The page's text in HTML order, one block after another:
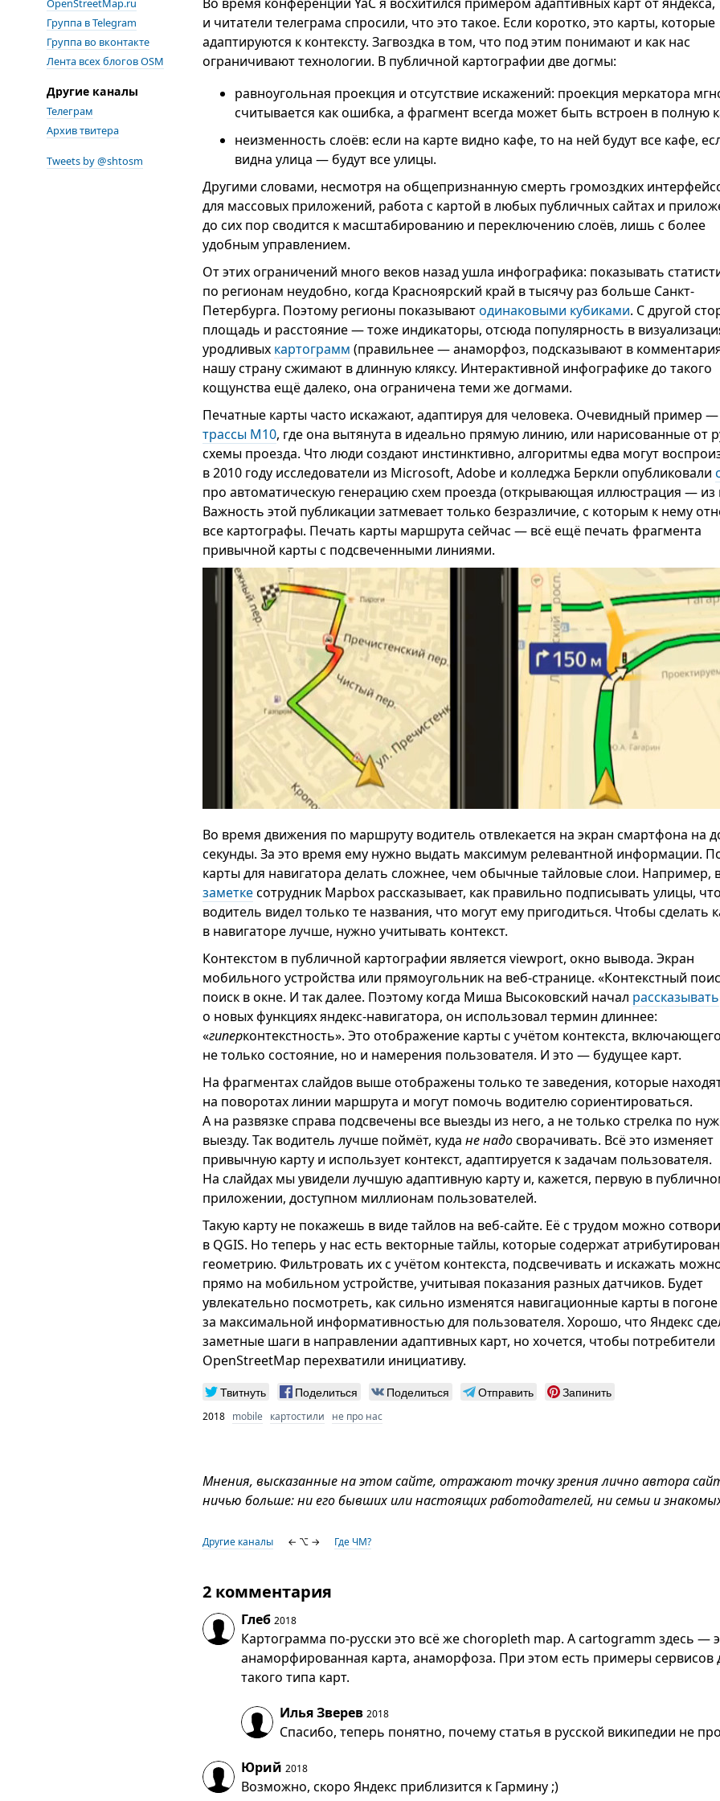
OpenStreetMap.ru
Группа в Telegram
Группа во вконтакте
Лента всех блогов OSM
Другие каналы
Телеграм
Архив твитера
Tweets by @shtosm
и читатели телеграма спросили, что это такое. Если коротко, это карты, которые
адаптируются к контексту. Загвоздка в том, что под этим понимают и как нас
ограничивают технологии. В публичной картографии две догмы:
равноугольная проекция и отсутствие искажений: проекция меркатора
считывается как ошибка, а фрагмент всегда может быть встроен в полную
неизменность слоёв: если на карте видно кафе, то на ней будут все кафе,
видна улица — будут все улицы.
Другими словами, несмотря на общепризнанную смерть громоздких
для массовых приложений, работа с картой в любых публичных сайтах и
до сих пор сводится к масштабированию и переключению слоёв, лишь с более
удобным управлением.
От этих ограничений много веков назад ушла инфографика: показывать
по регионам неудобно, когда Красноярский край в тысячу раз больше Санкт-
Петербурга. Поэтому регионы показываютодинаковыми кубиками. С другой
площадь и расстояние — тоже индикаторы, отсюда популярность в
уродливых картограмм (правильнее — анаморфоз, подсказывают в
нашу страну сжимают в длинную кляксу. Интерактивной инфографике до такого
кощунства ещё далеко, она ограничена теми же догмами.
Печатные карты часто искажают, адаптируя для человека. Очевидный пример —
трассы М10, где она вытянута в идеально прямую линию, или нарисованные от
схемы проезда. Что люди создают инстинктивно, алгоритмы едва могут
в 2010 году исследователи из Microsoft, Adobe и колледжа Беркли опубликовали
про автоматическую генерацию схем проезда (открывающая иллюстрация — из
Важность этой публикации затмевает только безразличие, с которым к нему
все картографы. Печать карты маршрута сейчас — всё ещё печать фрагмента
привычной карты с подсвеченными линиями.
Во время движения по маршруту водитель отвлекается на экран смартфона на
секунды. За это время ему нужно выдать максимум релевантной информации.
карты для навигатора делать сложнее, чем обычные тайловые слои. Например,
заметкесотрудник Mapbox рассказывает, как правильно подписывать улицы,
водитель видел только те названия, что могут ему пригодиться. Чтобы сделать
в навигаторе лучше, нужно учитывать контекст.
Контекстом в публичной картографии является viewport, окно вывода. Экран
мобильного устройства или прямоугольник на веб-странице. «Контекстный
поиск в окне. И так далее. Поэтому когда Миша Высоковский начал рассказывать
о новых функциях яндекс-навигатора, он использовал термин длиннее:
«гиперконтекстность». Это отображение карты с учётом контекста, включающего
не только состояние, но и намерения пользователя. И это — будущее карт.
На фрагментах слайдов выше отображены только те заведения, которые
на поворотах линии маршрута и могут помочь водителю сориентироваться.
А на развязке справа подсвечены все выезды из него, а не только стрелка по
выезду. Так водитель лучше поймёт, куда не надосворачивать. Всё это изменяет
привычную карту и использует контекст, адаптируется к задачам пользователя.
На слайдах мы увидели лучшую адаптивную карту и, кажется, первую в
приложении, доступном миллионам пользователей.
Такую карту не покажешь в виде тайлов на веб-сайте. Её с трудом можно
в QGIS. Но теперь у нас есть векторные тайлы, которые содержат
геометрию. Фильтровать их с учётом контекста, подсвечивать и искажать
прямо на мобильном устройстве, учитывая показания разных датчиков. Будет
увлекательно посмотреть, как сильно изменятся навигационные карты в погоне
за максимальной информативностью для пользователя. Хорошо, что Яндекс
заметные шаги в направлении адаптивных карт, но хочется, чтобы потребители
OpenStreetMap перехватили инициативу.
Твитнуть Поделиться Поделиться Отправить Запинить
2018 mobile картостили не про нас
Мнения, высказанные на этом сайте, отражают точку зрения лично автора
ничью больше: ни его бывших или настоящих работодателей, ни семьи и
Другие каналы ← ⌥ → Где ЧМ?
2 комментария
Глеб 2018
Картограмма по-русски это всё же choropleth map. А cartogramm здесь —
анаморфированная карта, анаморфоза. При этом есть примеры сервисов
такого типа карт.
Илья Зверев 2018
Спасибо, теперь понятно, почему статья в русской википедии не
Юрий 2018
Возможно, скоро Яндекс приблизится к Гармину ;)